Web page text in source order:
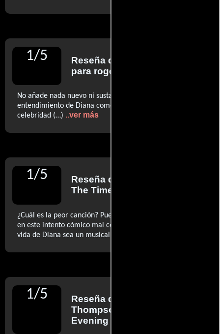
1/5 Reseña de
para rogerebert.com
No añade nada nuevo ni sustancial a nuestro
entendimiento de Diana como esposa, madre, princesa o
celebridad (…) ..ver más
1/5 Reseña de
The Times
¿Cuál es la peor canción? Pues hay mucha competencia
en este intento cómico mal concebido de hacer que la
vida de Diana sea un musical rock (…)
1/5 Reseña de
Thompson
Evening Standard